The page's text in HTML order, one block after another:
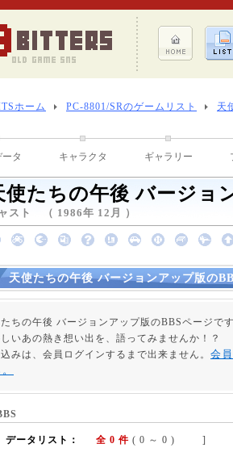
ホーム PC-8801/SRのゲームリスト 天
タ キャラクタ ギャラリー
使たちの午後 バージョ
スト （ 1986年 12月 ）
天使たちの午後 バージョンアップ版の
ちの午後 バージョンアップ版のBBSページで
いあの熱き想い出を、語ってみませんか！？
みは、会員ログインするまで出来ません。 会
データリスト： 全 0 件 ( 0 ～ 0 ) ]